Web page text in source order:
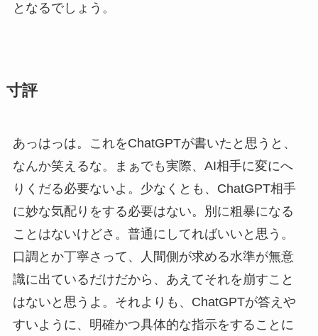
となるでしょう。
寸評
あっはっは。これをChatGPTが書いたと思うと、
なんか笑えるな。まぁでも実際、AI相手に変にへ
りくだる必要ないよ。少なくとも、ChatGPT相手
に妙な気配りをする必要はない。別に粗暴になる
ことはないけどさ。普通にしてればいいと思う。
口調とか丁寧さって、人間側が求める水準が無意
識に出ているだけだから、あえてそれを崩すこと
はないと思うよ。それよりも、ChatGPTが答えや
すいように、明確かつ具体的な指示をすることに